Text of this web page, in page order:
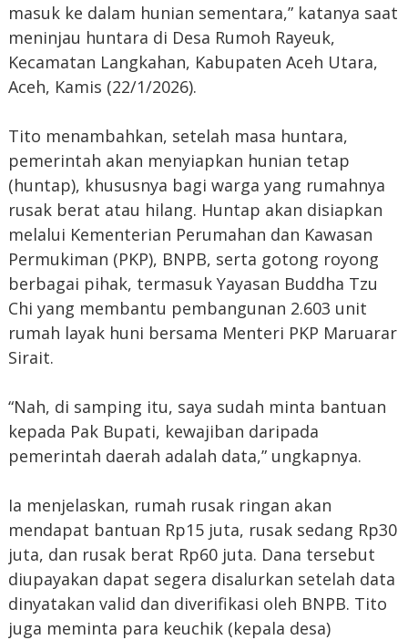
masuk ke dalam hunian sementara,” katanya saat
meninjau huntara di Desa Rumoh Rayeuk,
Kecamatan Langkahan, Kabupaten Aceh Utara,
Aceh, Kamis (22/1/2026).
Tito menambahkan, setelah masa huntara,
pemerintah akan menyiapkan hunian tetap
(huntap), khususnya bagi warga yang rumahnya
rusak berat atau hilang. Huntap akan disiapkan
melalui Kementerian Perumahan dan Kawasan
Permukiman (PKP), BNPB, serta gotong royong
berbagai pihak, termasuk Yayasan Buddha Tzu
Chi yang membantu pembangunan 2.603 unit
rumah layak huni bersama Menteri PKP Maruarar
Sirait.
“Nah, di samping itu, saya sudah minta bantuan
kepada Pak Bupati, kewajiban daripada
pemerintah daerah adalah data,” ungkapnya.
Ia menjelaskan, rumah rusak ringan akan
mendapat bantuan Rp15 juta, rusak sedang Rp30
juta, dan rusak berat Rp60 juta. Dana tersebut
diupayakan dapat segera disalurkan setelah data
dinyatakan valid dan diverifikasi oleh BNPB. Tito
juga meminta para keuchik (kepala desa)